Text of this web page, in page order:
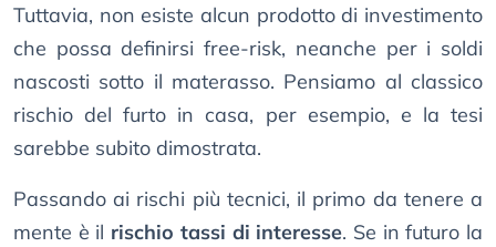
Tuttavia, non esiste alcun prodotto di investimento
che possa definirsi free-risk, neanche per i soldi
nascosti sotto il materasso. Pensiamo al classico
rischio del furto in casa, per esempio, e la tesi
sarebbe subito dimostrata.
Passando ai rischi più tecnici, il primo da tenere a
mente è il rischio tassi di interesse. Se in futuro la